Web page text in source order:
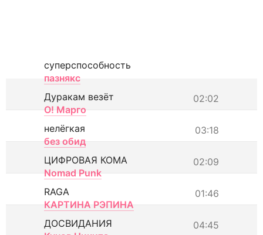
суперспособность
пазнякс
02:02
Дуракам везёт
О! Марго
03:18
нелёгкая
без обид
02:09
ЦИФРОВАЯ КОМА
Nomad Punk
01:46
RAGA
КАРТИНА РЭПИНА
04:45
ДОСВИДАНИЯ